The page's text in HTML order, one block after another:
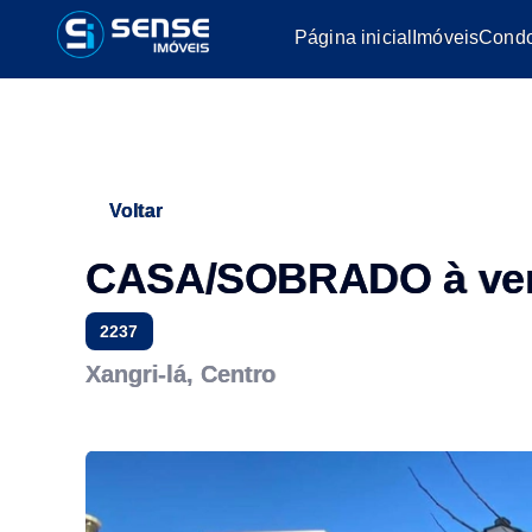
Página inicial Imóveis
Voltar
CASA/SOBRADO à
2237
Xangri-lá, Centro